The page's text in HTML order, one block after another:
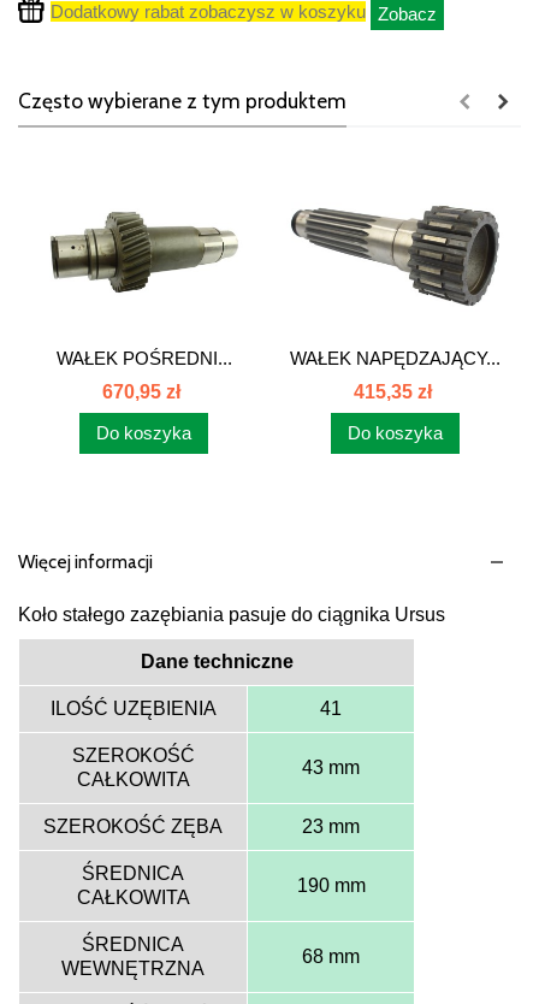
Dodatkowy rabat zobaczysz w koszyku Zobacz
Często wybierane z tym produktem
WAŁEK POŚREDNI...
670,95 zł
Do koszyka
WAŁEK NAPĘDZAJĄCY...
415,35 zł
Do koszyka
Więcej informacji
Koło stałego zazębiania pasuje do ciągnika Ursus
Dane techniczne
ILOŚĆ UZĘBIENIA 41
SZEROKOŚĆ
CAŁKOWITA
43 mm
SZEROKOŚĆ ZĘBA 23 mm
ŚREDNICA
CAŁKOWITA
190 mm
ŚREDNICA
WEWNĘTRZNA
68 mm